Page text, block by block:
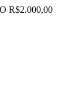
R$2.000,00